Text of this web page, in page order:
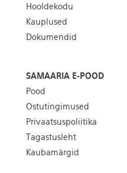
Hooldekodu
Kauplused
Dokumendid
SAMAARIA E-POOD
Pood
Ostutingimused
Privaatsuspoliitika
Tagastusleht
Kaubamärgid